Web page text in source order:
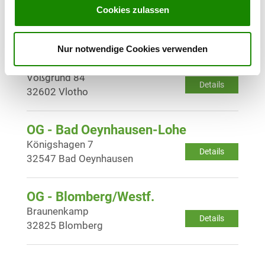
Cookies zulassen
Nur notwendige Cookies verwenden
32689 Kalletal
OG - Vlotho
Details
Voßgrund 84
32602 Vlotho
OG - Bad Oeynhausen-Lohe
Details
Königshagen 7
32547 Bad Oeynhausen
OG - Blomberg/Westf.
Details
Braunenkamp
32825 Blomberg